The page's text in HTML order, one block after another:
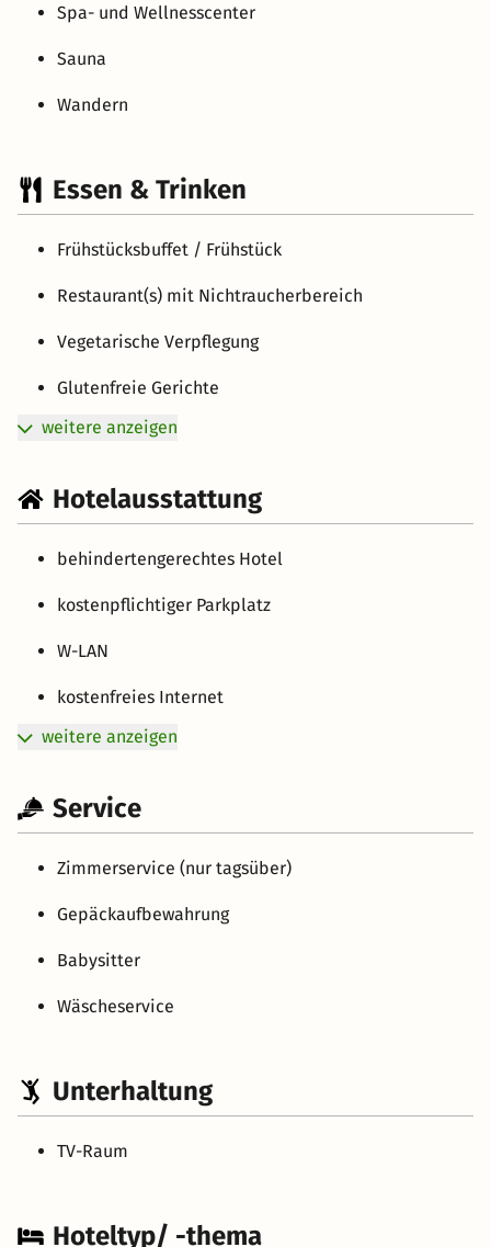
Spa- und Wellnesscenter
Sauna
Wandern
Essen & Trinken
Frühstücksbuffet / Frühstück
Restaurant(s) mit Nichtraucherbereich
Vegetarische Verpflegung
Glutenfreie Gerichte
weitere anzeigen
Hotelausstattung
behindertengerechtes Hotel
kostenpflichtiger Parkplatz
W-LAN
kostenfreies Internet
weitere anzeigen
Service
Zimmerservice (nur tagsüber)
Gepäckaufbewahrung
Babysitter
Wäscheservice
Unterhaltung
TV-Raum
Hoteltyp/ -thema